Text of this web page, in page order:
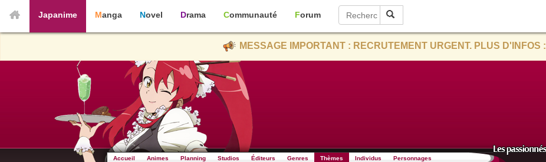
Japanime Manga Novel Drama Communauté Forum
MESSAGE IMPORTANT : RECRUTEMENT URGENT. PLUS D'INFOS :
Accueil Animes Planning Studios Éditeurs Genres Thèmes Individus Personnages